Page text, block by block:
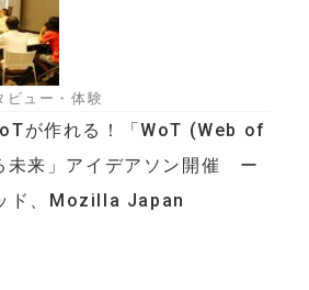
が作れる！「WoT (Web of
来」アイデアソン開催 ー
ド、Mozilla Japan
ビュー・体験